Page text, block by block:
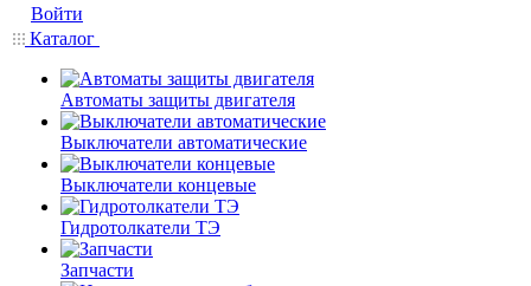
Войти
Каталог
Автоматы защиты двигателя
Выключатели автоматические
Выключатели концевые
Гидротолкатели ТЭ
Запчасти